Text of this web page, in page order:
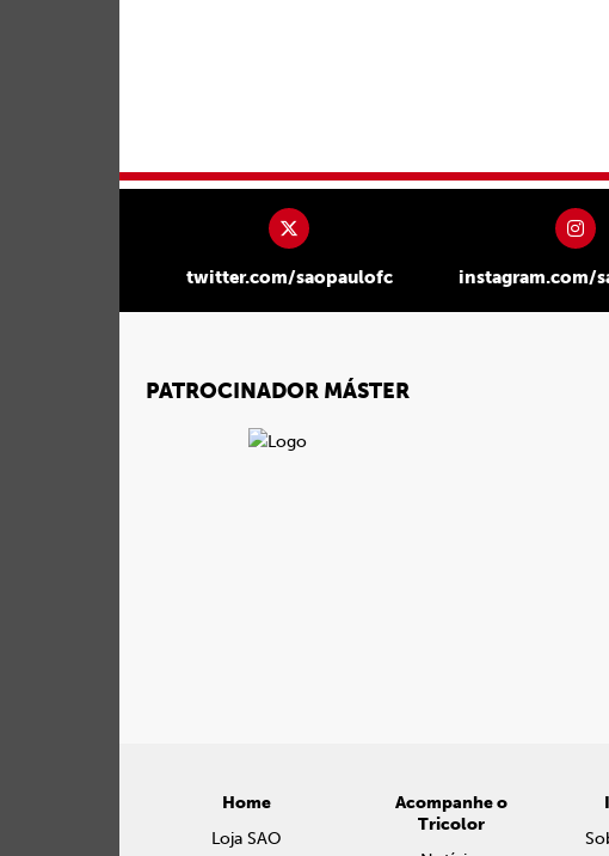
twitter.com/saopaulofc instagram.com/
PATROCINADOR MÁSTER
Home
Loja SAO
Acompanhe o
Tricolor